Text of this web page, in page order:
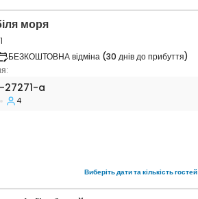
моря
БЕЗКОШТОВНА відміна (30 днів до прибуття)
Умаг - Umag A-27271-a
27271-a
4
Виберіть дати та кількість гостей